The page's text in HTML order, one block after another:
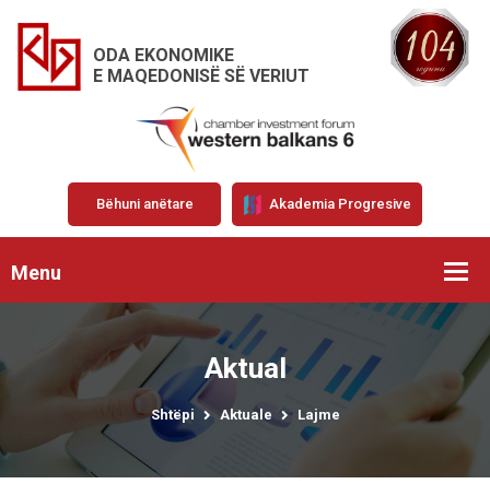
ODA EKONOMIKE
E MAQEDONISË SË VERIUT
Bëhuni anëtare Akademia Progresive
Menu
Aktual
Shtëpi Aktuale Lajme